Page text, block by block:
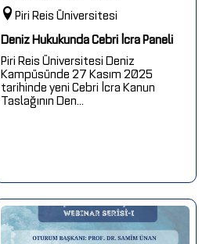
Piri Reis Üniversitesi
Deniz Hukukunda Cebri İcra Paneli
Piri Reis Üniversitesi Deniz
Kampüsünde 27 Kasım 2025
tarihinde yeni Cebri İcra Kanun
Taslağının Den...